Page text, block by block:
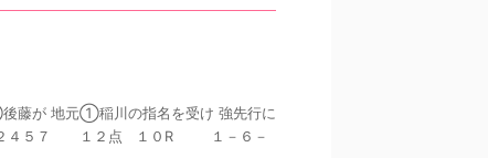
が 地元①稲川の指名を受け 強先行に
２４５７ １２点 １０R １－６－